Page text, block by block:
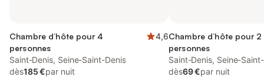
Chambre d’hôte pour 4
personnes
4,6
Saint-Denis, Seine-Saint-Denis
dès185 €par nuit
Chambre d’hôte pour 2
personnes
Saint-Denis, Seine-
dès69 €par nuit